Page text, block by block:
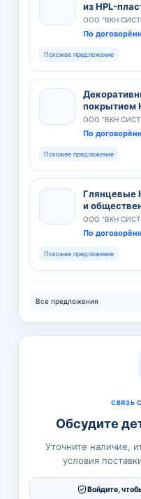
из HPL-
ООО "ВКН
По
Похожее предложение
покрытием
ООО "ВКН
По
Похожее предложение
Глянцевые
и
ООО "ВКН
По
Похожее предложение
Все предложения
СВЯЗЬ
Обсудите
Уточните наличие,
условия
Войдите,